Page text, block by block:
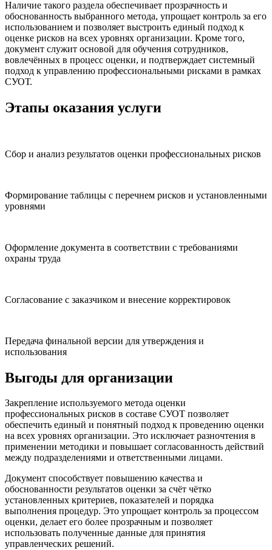
Наличие такого раздела обеспечивает прозрачность и
обоснованность выбранного метода, упрощает контроль за его
использованием и позволяет выстроить единый подход к
оценке рисков на всех уровнях организации. Кроме того,
документ служит основой для обучения сотрудников,
вовлечённых в процесс оценки, и подтверждает системный
подход к управлению профессиональными рисками в рамках
СУОТ.
Этапы оказания услуги
Сбор и анализ результатов оценки профессиональных рисков
Формирование таблицы с перечнем рисков и установленными
уровнями
Оформление документа в соответствии с требованиями
охраны труда
Согласование с заказчиком и внесение корректировок
Передача финальной версии для утверждения и
использования
Выгоды для организации
Закрепление используемого метода оценки
профессиональных рисков в составе СУОТ позволяет
обеспечить единый и понятный подход к проведению оценки
на всех уровнях организации. Это исключает разночтения в
применении методики и повышает согласованность действий
между подразделениями и ответственными лицами.
Документ способствует повышению качества и
обоснованности результатов оценки за счёт чётко
установленных критериев, показателей и порядка
выполнения процедур. Это упрощает контроль за процессом
оценки, делает его более прозрачным и позволяет
использовать полученные данные для принятия
управленческих решений.